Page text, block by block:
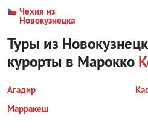
Чехия из
Новокузнецка
Туры из
курорты в Марокко
Агадир
Марракеш